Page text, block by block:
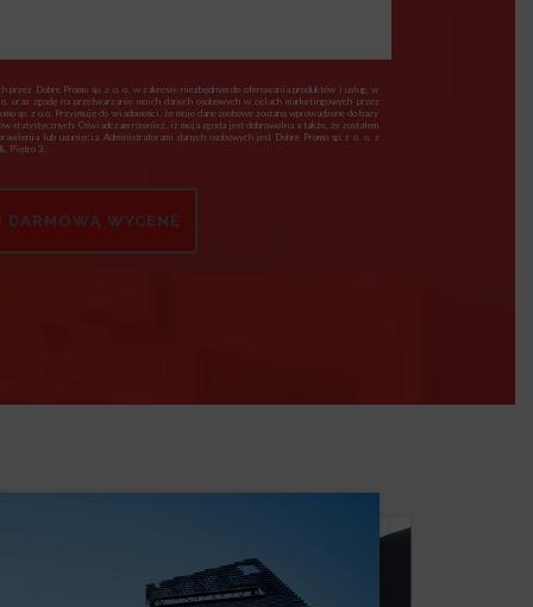
przez Dobre Promo sp. z o. o. w zakresie niezbędnym do oferowania produktów i usług, w
oraz zgodę na przetwarzanie moich danych osobowych w celach marketingowych przez
sp. z o.o. Przyjmuję do wiadomości, że moje dane osobowe zostaną wprowadzone do bazy
statystycznych. Oświadczam również, iż moja zgoda jest dobrowolna a także, że zostałem
lub usunięcia. Administratorami danych osobowych jest Dobre Promo sp. z o. o. z
Piętro 3.